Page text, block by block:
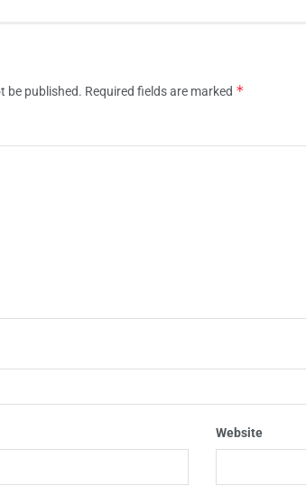
be published. Required fields are marked *
Website